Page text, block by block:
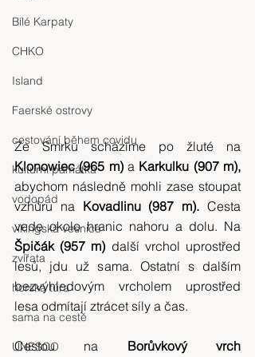
Bílé Karpaty
CHKO
Island
Faerské ostrovy
cestování během covidu
kulturní památka
vodopád
vikingská vesnice
zvířata
horská túra
sama na cestě
UNESCO
Klonowiec (965 m) a Karkulku (907 m),
abychom následně mohli zase stoupat
vzhůru na Kovadlinu (987 m). Cesta
Špičák (957 m) další vrchol uprostřed
lesů, jdu už sama. Ostatní s dalším
bezvýhledovým vrcholem uprostřed
lesa odmítají ztrácet síly a čas.
Cestou na Borůvkový vrch